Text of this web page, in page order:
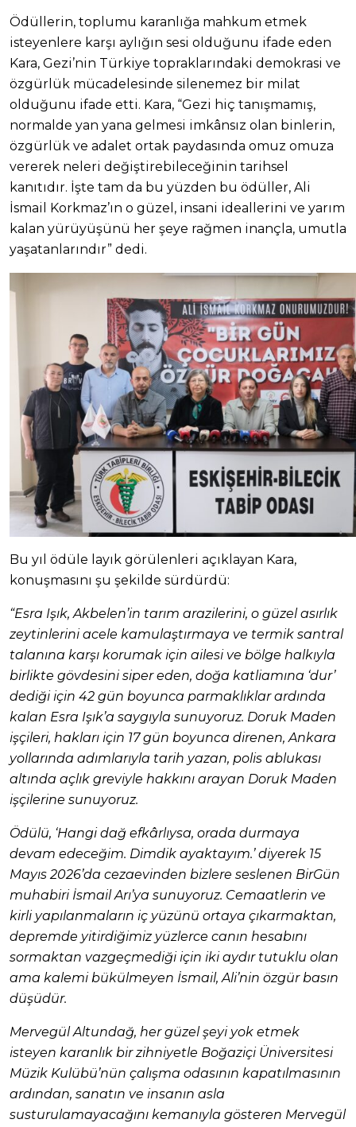
Ödüllerin, toplumu karanlığa mahkum etmek
isteyenlere karşı aylığın sesi olduğunu ifade eden
Kara, Gezi’nin Türkiye topraklarındaki demokrasi ve
özgürlük mücadelesinde silenemez bir milat
olduğunu ifade etti. Kara, “Gezi hiç tanışmamış,
normalde yan yana gelmesi imkânsız olan binlerin,
özgürlük ve adalet ortak paydasında omuz omuza
vererek neleri değiştirebileceğinin tarihsel
kanıtıdır. İşte tam da bu yüzden bu ödüller, Ali
İsmail Korkmaz’ın o güzel, insani ideallerini ve yarım
kalan yürüyüşünü her şeye rağmen inançla, umutla
yaşatanlarındır” dedi.
Bu yıl ödüle layık görülenleri açıklayan Kara,
konuşmasını şu şekilde sürdürdü:
“Esra Işık, Akbelen’in tarım arazilerini, o güzel asırlık
zeytinlerini acele kamulaştırmaya ve termik santral
talanına karşı korumak için ailesi ve bölge halkıyla
birlikte gövdesini siper eden, doğa katliamına ‘dur’
dediği için 42 gün boyunca parmaklıklar ardında
kalan Esra Işık’a saygıyla sunuyoruz. Doruk Maden
işçileri, hakları için 17 gün boyunca direnen, Ankara
yollarında adımlarıyla tarih yazan, polis ablukası
altında açlık greviyle hakkını arayan Doruk Maden
işçilerine sunuyoruz.
Ödülü, ‘Hangi dağ efkârlıysa, orada durmaya
devam edeceğim. Dimdik ayaktayım.’ diyerek 15
Mayıs 2026’da cezaevinden bizlere seslenen BirGün
muhabiri İsmail Arı’ya sunuyoruz. Cemaatlerin ve
kirli yapılanmaların iç yüzünü ortaya çıkarmaktan,
depremde yitirdiğimiz yüzlerce canın hesabını
sormaktan vazgeçmediği için iki aydır tutuklu olan
ama kalemi bükülmeyen İsmail, Ali’nin özgür basın
düşüdür.
Mervegül Altundağ, her güzel şeyi yok etmek
isteyen karanlık bir zihniyetle Boğaziçi Üniversitesi
Müzik Kulübü’nün çalışma odasının kapatılmasının
ardından, sanatın ve insanın asla
susturulamayacağını kemanıyla gösteren Mervegül